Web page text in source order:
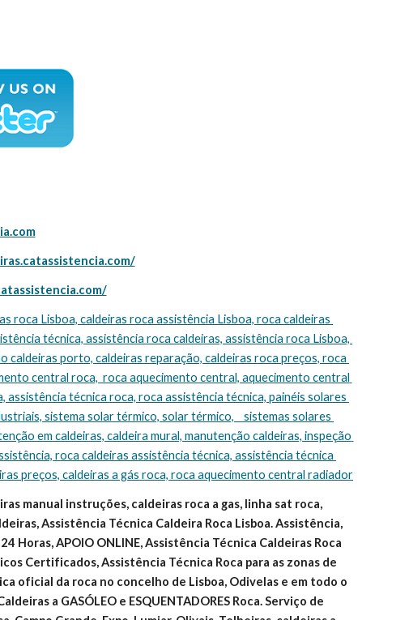
técnica, assistência roca caldeiras, assistência roca Lisboa,
caldeiras porto, caldeiras reparação, caldeiras roca preços, roca
central roca,  roca aquecimento central, aquecimento central
técnica roca, roca assistência técnica, painéis solares
sistema solar térmico, solar térmico,    sistemas solares
em caldeiras, caldeira mural, manutenção caldeiras, inspeção
roca caldeiras assistência técnica, assistência técnica
preços, caldeiras a gás roca, roca aquecimento central radiador
manual instruções, caldeiras roca a gas, linha sat roca,
Assistência Técnica Caldeira Roca Lisboa. Assistência,
Horas, APOIO ONLINE, Assistência Técnica Caldeiras Roca
Certificados, Assistência Técnica Roca para as zonas de
oficial da roca no concelho de Lisboa, Odivelas e em todo o
a GASÓLEO e ESQUENTADORES Roca. Serviço de